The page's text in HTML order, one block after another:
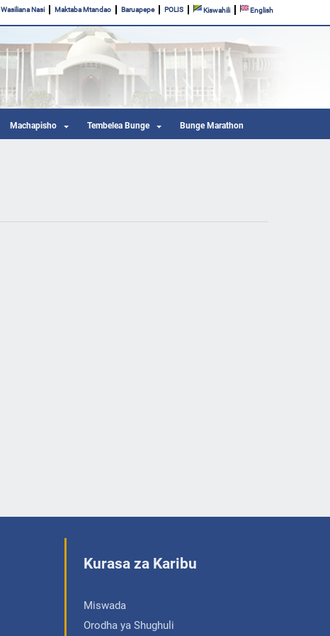
English
Kiswahili
POLIS
Baruapepe
Maktaba Mtandao
Wasiliana Nasi
Machapisho Tembelea Bunge Bunge Marathon
Kurasa za Karibu
Miswada
Orodha ya Shughuli